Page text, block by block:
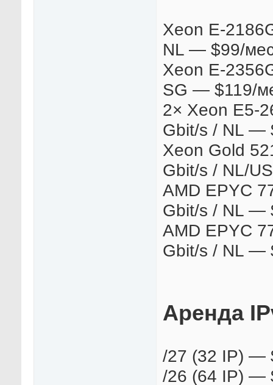
Xeon E-
NL — $99/
Xeon E-
SG — $119/
2× Xeon E5-
Gbit/s / NL —
Xeon Gold
Gbit/s / NL/
AMD EPYC
Gbit/s / NL —
AMD EPYC
Gbit/s / NL —
Аренда
/27 (32 IP) —
/26 (64 IP) —